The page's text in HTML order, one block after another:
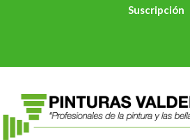
Suscripción